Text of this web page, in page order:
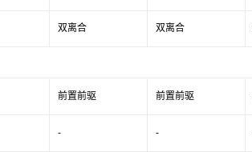
双离合 双离合
前置前驱 前置前驱
- -